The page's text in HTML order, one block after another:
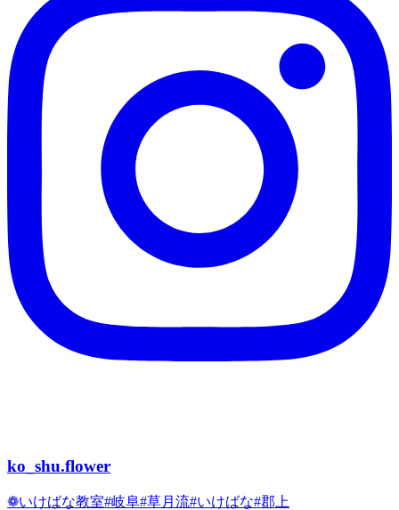
ko_shu.flower
❁いけばな教室#岐阜#草月流#いけばな#郡上